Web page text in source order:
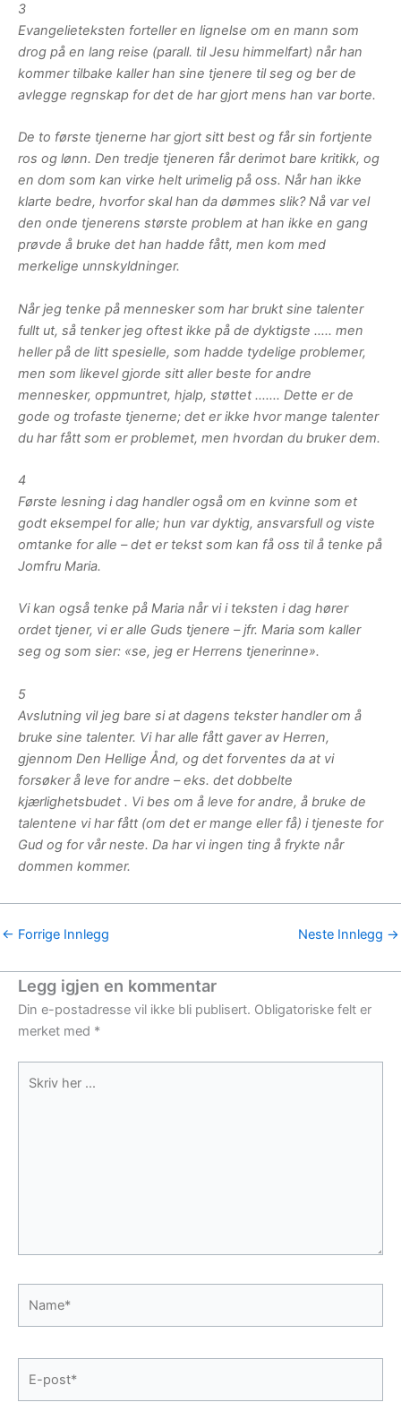
3
Evangelieteksten forteller en lignelse om en mann som
drog på en lang reise (parall. til Jesu himmelfart) når han
kommer tilbake kaller han sine tjenere til seg og ber de
avlegge regnskap for det de har gjort mens han var borte.
De to første tjenerne har gjort sitt best og får sin fortjente
ros og lønn. Den tredje tjeneren får derimot bare kritikk, og
en dom som kan virke helt urimelig på oss. Når han ikke
klarte bedre, hvorfor skal han da dømmes slik? Nå var vel
den onde tjenerens største problem at han ikke en gang
prøvde å bruke det han hadde fått, men kom med
merkelige unnskyldninger.
Når jeg tenke på mennesker som har brukt sine talenter
fullt ut, så tenker jeg oftest ikke på de dyktigste ….. men
heller på de litt spesielle, som hadde tydelige problemer,
men som likevel gjorde sitt aller beste for andre
mennesker, oppmuntret, hjalp, støttet ……. Dette er de
gode og trofaste tjenerne; det er ikke hvor mange talenter
du har fått som er problemet, men hvordan du bruker dem.
4
Første lesning i dag handler også om en kvinne som et
godt eksempel for alle; hun var dyktig, ansvarsfull og viste
omtanke for alle – det er tekst som kan få oss til å tenke på
Jomfru Maria.
Vi kan også tenke på Maria når vi i teksten i dag hører
ordet tjener, vi er alle Guds tjenere – jfr. Maria som kaller
seg og som sier: «se, jeg er Herrens tjenerinne».
5
Avslutning vil jeg bare si at dagens tekster handler om å
bruke sine talenter. Vi har alle fått gaver av Herren,
gjennom Den Hellige Ånd, og det forventes da at vi
forsøker å leve for andre – eks. det dobbelte
kjærlighetsbudet . Vi bes om å leve for andre, å bruke de
talentene vi har fått (om det er mange eller få) i tjeneste for
Gud og for vår neste. Da har vi ingen ting å frykte når
dommen kommer.
← Forrige Innlegg Neste Innlegg →
Legg igjen en kommentar
Din e-postadresse vil ikke bli publisert. Obligatoriske felt er
merket med *
her
post*